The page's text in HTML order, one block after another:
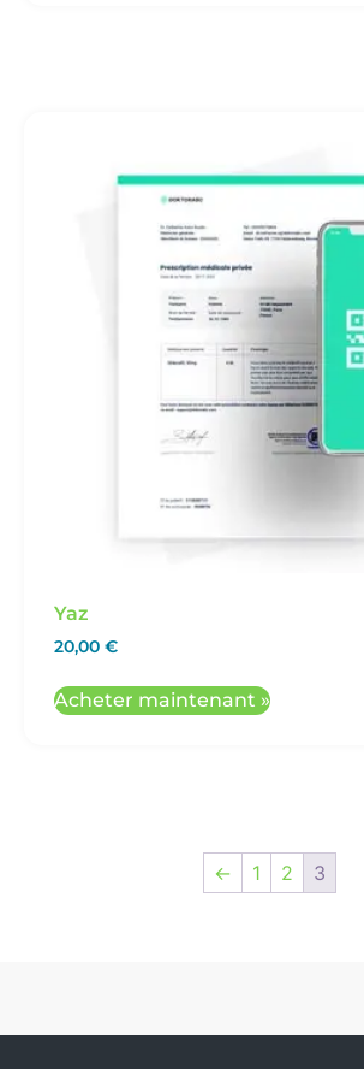
Yaz
20,00 €
Acheter maintenant »
← 1 2 3